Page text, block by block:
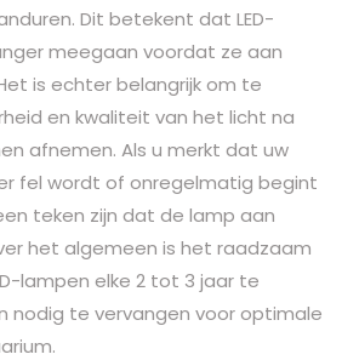
Dit betekent dat LED-
meegaan voordat ze aan
is echter belangrijk om te
en kwaliteit van het licht na
afnemen. Als u merkt dat uw
fel wordt of onregelmatig begint
teken zijn dat de lamp aan
het algemeen is het raadzaam
lampen elke 2 tot 3 jaar te
nodig te vervangen voor optimale